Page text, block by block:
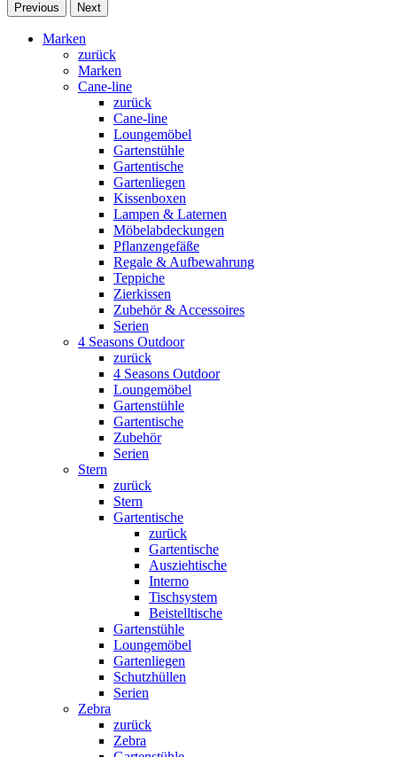
Previous Next
Marken
zurück
Marken
Cane-line
zurück
Cane-line
Loungemöbel
Gartenstühle
Gartentische
Gartenliegen
Kissenboxen
Lampen & Laternen
Möbelabdeckungen
Pflanzengefäße
Regale & Aufbewahrung
Teppiche
Zierkissen
Zubehör & Accessoires
Serien
4 Seasons Outdoor
zurück
4 Seasons Outdoor
Loungemöbel
Gartenstühle
Gartentische
Zubehör
Serien
Stern
zurück
Stern
Gartentische
zurück
Gartentische
Ausziehtische
Interno
Tischsystem
Beistelltische
Gartenstühle
Loungemöbel
Gartenliegen
Schutzhüllen
Serien
Zebra
zurück
Zebra